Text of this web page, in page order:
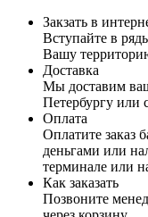
Закзать в
Вступайте в
Вашу
Доставка
Мы доставим
Петербургу или
Оплата
Оплатите заказ
деньгами или
терминале или
Как заказать
Позвоните